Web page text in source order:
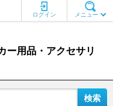
メニュー
ログイン
ー用品・アクセサリ